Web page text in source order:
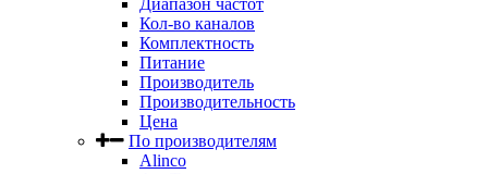
Диапазон частот
Кол-во каналов
Комплектность
Питание
Производитель
Производительность
Цена
По производителям
Alinco